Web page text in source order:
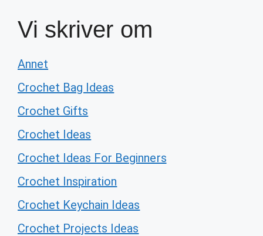
Vi skriver om
Annet
Crochet Bag Ideas
Crochet Gifts
Crochet Ideas
Crochet Ideas For Beginners
Crochet Inspiration
Crochet Keychain Ideas
Crochet Projects Ideas